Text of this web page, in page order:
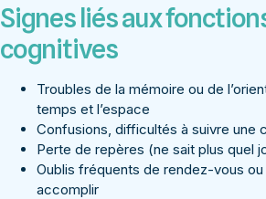
Signes liés aux
cognitives
Troubles de la mémoire ou de
temps et l’espace
Confusions, difficultés à suivre une
Perte de repères (ne sait plus quel
Oublis fréquents de rendez-vous
accomplir